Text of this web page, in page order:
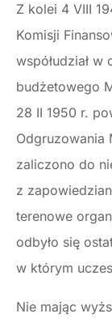
Z kolei 4 VIII
Komisji
współudział
budżetowego
28 II 1950 r.
Odgruzowania
zaliczono do
z
terenowe
odbyło się
w którym
Nie mając